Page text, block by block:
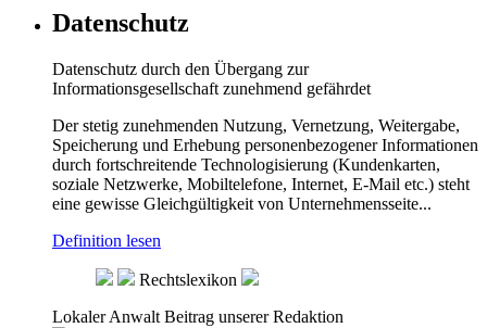
Datenschutz
Datenschutz durch den Übergang zur
Informationsgesellschaft zunehmend gefährdet
Der stetig zunehmenden Nutzung, Vernetzung, Weitergabe,
Speicherung und Erhebung personenbezogener Informationen
durch fortschreitende Technologisierung (Kundenkarten,
soziale Netzwerke, Mobiltelefone, Internet, E-Mail etc.) steht
eine gewisse Gleichgültigkeit von Unternehmensseite...
Definition lesen
Rechtslexikon
Lokaler Anwalt Beitrag unserer Redaktion